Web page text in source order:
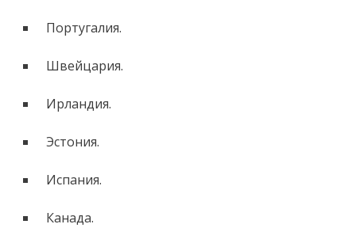
Португалия.
Швейцария.
Ирландия.
Эстония.
Испания.
Канада.